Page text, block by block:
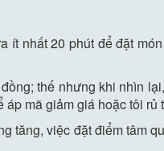
ít nhất 20 phút để đặt
thế nhưng khi nhìn
mã giảm giá hoặc tôi
tăng, việc đặt điểm tâm